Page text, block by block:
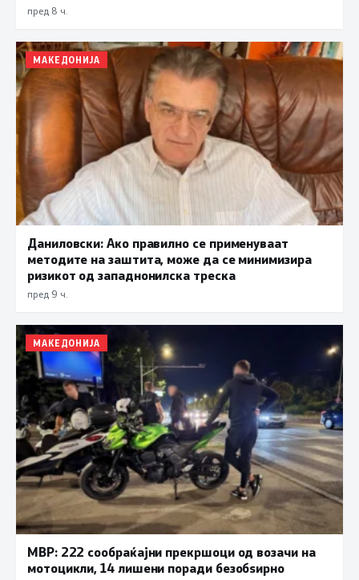
прифаќање на француски предлог
пред 8 ч.
МАКЕДОНИЈА
Даниловски: Ако правилно се применуваат
методите на заштита, може да се минимизира
ризикот од западнонилска треска
пред 9 ч.
МАКЕДОНИЈА
МВР: 222 сообраќајни прекршоци од возачи на
мотоцикли, 14 лишени поради безобѕирно